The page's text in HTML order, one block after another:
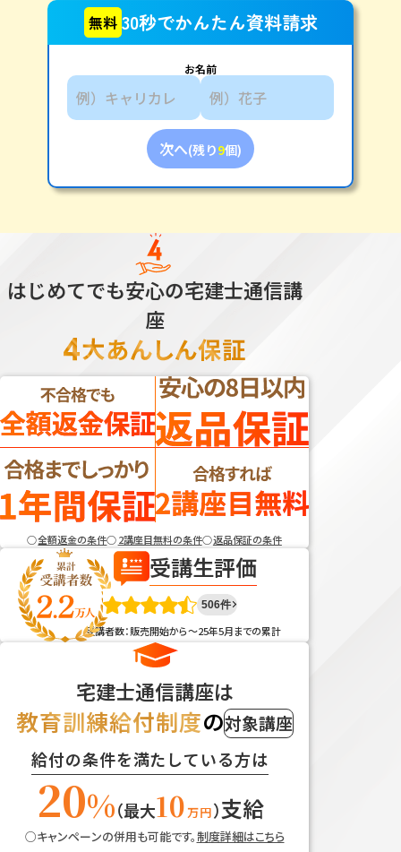
無料 30秒でかんたん資料請求
お名前
次へ(残り9個)
はじめてでも安心の宅建士通信講
座
全額返金の条件 2講座目無料の条件 返品保証の条件
受講生評価
506件
受講者数：販売開始から～25年5月までの累計
宅建士通信講座は
教育訓練給付制度の対象講座
給付の条件を満たしている方は
20%（最大10万円）支給
キャンペーンの併用も可能です。制度詳細はこちら